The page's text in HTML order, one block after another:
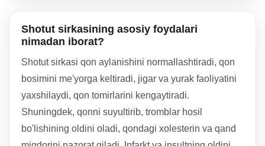
Shotut sirkasining asosiy foydalari
nimadan iborat?
Shotut sirkasi qon aylanishini normallashtiradi, qon
bosimini me'yorga keltiradi, jigar va yurak faoliyatini
yaxshilaydi, qon tomirlarini kengaytiradi.
Shuningdek, qonni suyultirib, tromblar hosil
bo'lishining oldini oladi, qondagi xolesterin va qand